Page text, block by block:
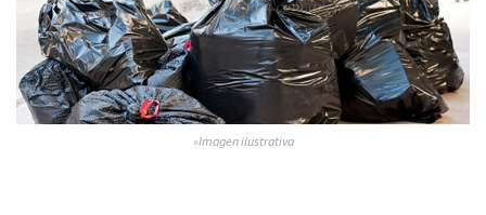
»Imagen ilustrativa